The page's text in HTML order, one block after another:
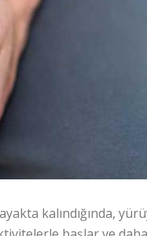
kalındığında,